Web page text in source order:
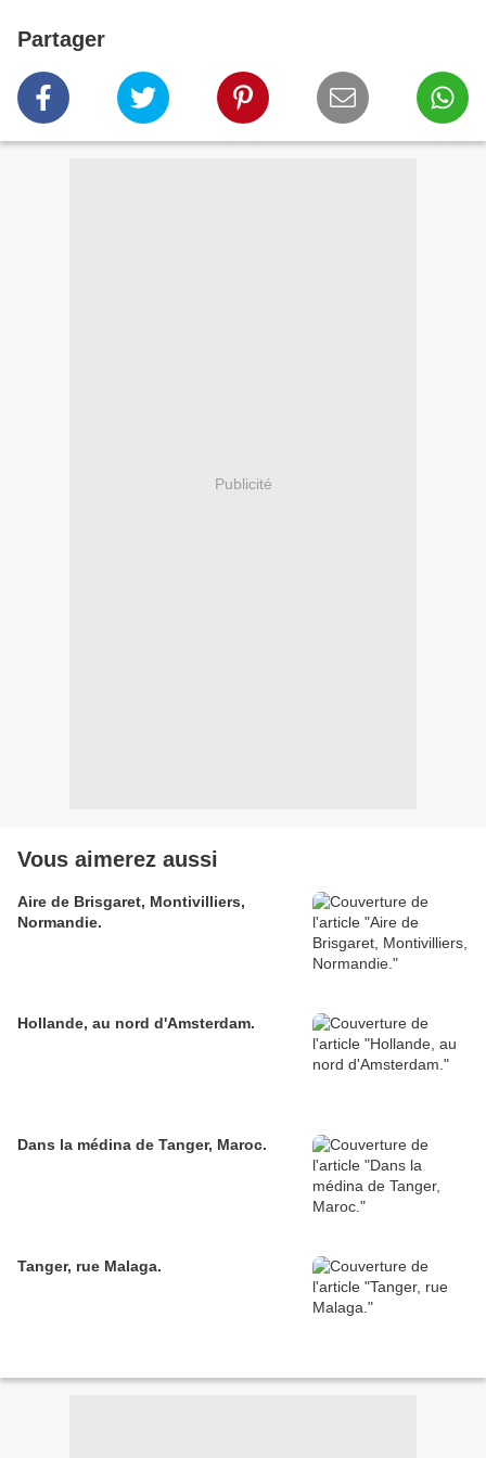
Partager
Publicité
Vous aimerez aussi
Aire de Brisgaret, Montivilliers,
Normandie.
Hollande, au nord d'Amsterdam.
Dans la médina de Tanger, Maroc.
Tanger, rue Malaga.